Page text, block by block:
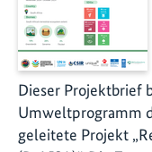
Dieser Projektbrief
Umweltprogramm
geleitete Projekt